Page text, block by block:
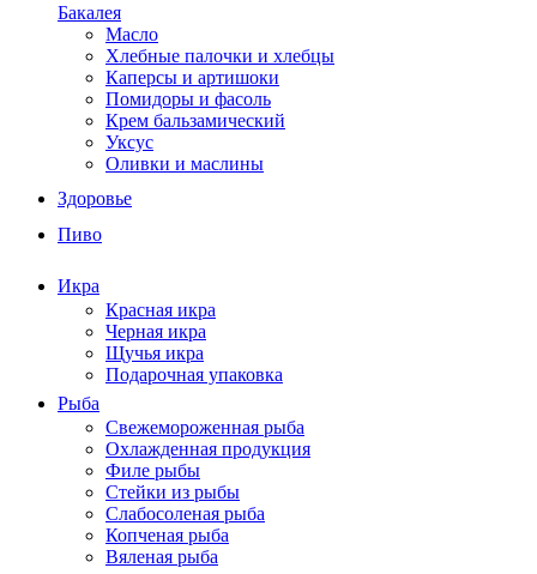
Бакалея
Масло
Хлебные палочки и хлебцы
Каперсы и артишоки
Помидоры и фасоль
Крем бальзамический
Уксус
Оливки и маслины
Здоровье
Пиво
Икра
Красная икра
Черная икра
Щучья икра
Подарочная упаковка
Рыба
Свежемороженная рыба
Охлажденная продукция
Филе рыбы
Стейки из рыбы
Слабосоленая рыба
Копченая рыба
Вяленая рыба